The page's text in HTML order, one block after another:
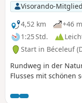
Visorando-Mitglied
4,52 km
+46 m
1:25 Std.
Start in Béceleuf
Rundweg in der
Flusses mit schönen